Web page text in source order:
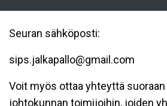
Seuran sähköposti:
sips.jalkapallo@gmail.com
Voit myös ottaa yhteyttä
johtokunnan toimijoihin, joiden